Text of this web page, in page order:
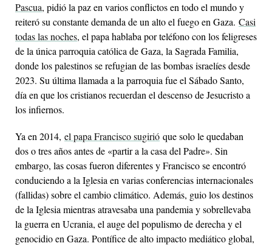
Pascua, pidió la paz en varios conflictos en todo el mundo y
reiteró su constante demanda de un alto el fuego en Gaza. Casi
todas las noches, el papa hablaba por teléfono con los feligreses
de la única parroquia católica de Gaza, la Sagrada Familia,
donde los palestinos se refugian de las bombas israelíes desde
2023. Su última llamada a la parroquia fue el Sábado Santo,
día en que los cristianos recuerdan el descenso de Jesucristo a
los infiernos.
Ya en 2014, el papa Francisco sugirió que solo le quedaban
dos o tres años antes de «partir a la casa del Padre». Sin
embargo, las cosas fueron diferentes y Francisco se encontró
conduciendo a la Iglesia en varias conferencias internacionales
(fallidas) sobre el cambio climático. Además, guio los destinos
de la Iglesia mientras atravesaba una pandemia y sobrellevaba
la guerra en Ucrania, el auge del populismo de derecha y el
genocidio en Gaza. Pontífice de alto impacto mediático global,